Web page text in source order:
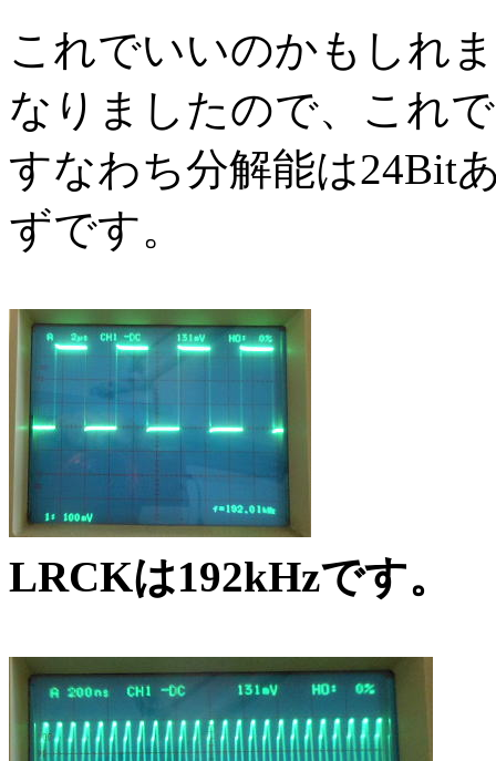
これでいいのかもしれ
なりましたので、これ
すなわち分解能は24Bit
ずです。
LRCKは192kHzです。